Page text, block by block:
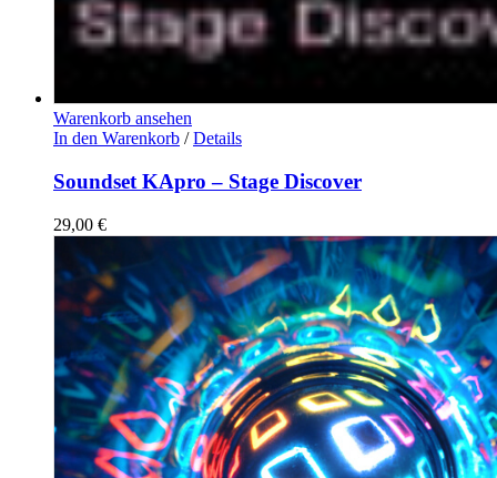
Warenkorb ansehen
In den Warenkorb / Details
Soundset KApro – Stage Discover
29,00 €